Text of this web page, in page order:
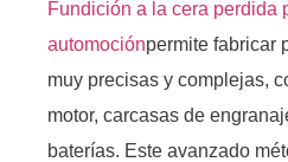
Fundición a la cera perdida
automociónpermite fabricar
muy precisas y complejas,
motor, carcasas de
baterías. Este avanzado